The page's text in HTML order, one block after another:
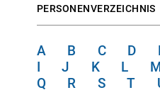
PERSONENVERZEICHNIS
A B C D
I
J K L
Q
R S T